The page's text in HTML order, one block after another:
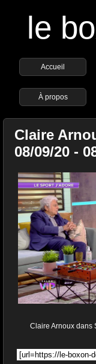
le
Accueil
À propos
Claire
08/09/20 -
Claire Arnoux dans